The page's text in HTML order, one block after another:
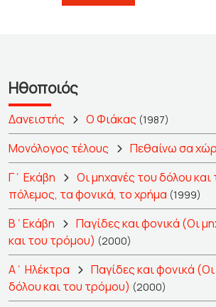
Ηθοποιός
Δανειστής Ο Φιάκας (1987)
Μονόλογος τέλους Πεθαίνω σα
Γ΄ Εκάβη
Οι μηχανές του δόλου
πόλεμος, τα φονικά, το χρήμα (1999)
Β΄Εκάβη
Παγίδες και φονικά (Οι
και του τρόμου) (2000)
Α΄ Ηλέκτρα
Παγίδες και φονικά
δόλου και του τρόμου) (2000)